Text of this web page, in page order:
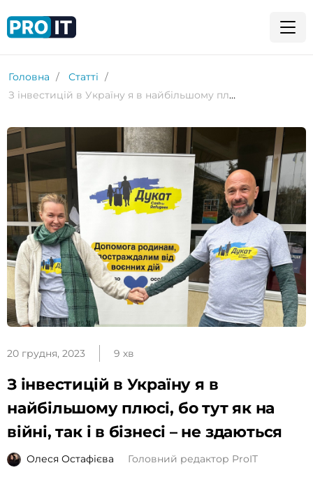
Головна
Статті
З інвестицій в Україну я в найбільшому плюсі, бо тут як на війні, так і в бізнесі – не здаються
20 грудня, 2023 9 хв
З інвестицій в Україну я в
найбільшому плюсі, бо тут як на
війні, так і в бізнесі – не здаються
Олеся Остафієва
Головний редактор ProIT